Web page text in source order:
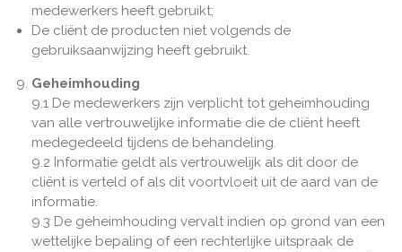
medewerkers heeft gebruikt;
De cliënt de producten niet volgends de
gebruiksaanwijzing heeft gebruikt.
Geheimhouding
9.1 De medewerkers zijn verplicht tot geheimhouding
van alle vertrouwelijke informatie die de cliënt heeft
medegedeeld tijdens de behandeling.
9.2 Informatie geldt als vertrouwelijk als dit door de
cliënt is verteld of als dit voortvloeit uit de aard van de
informatie.
9.3 De geheimhouding vervalt indien op grond van een
wettelijke bepaling of een rechterlijke uitspraak de